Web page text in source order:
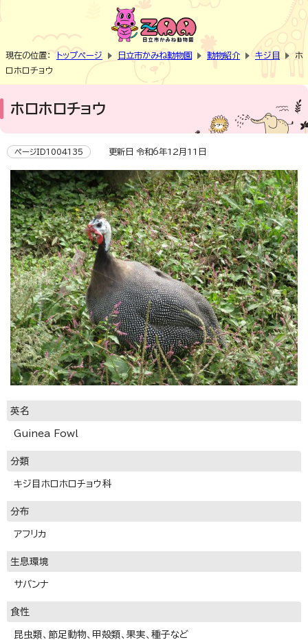
現在の位置： トップページ 日立市かみね動物園 動物紹介 キジ目
ホ
ロホロチョウ
ホロホロチョウ
ページID1004135 更新日 令和6年12月11日
英名
Guinea Fowl
分類
キジ目ホロホロチョウ科
分布
アフリカ
生息環境
サバンナ
食性
昆虫類、節足動物、甲殻類、果実、種子など